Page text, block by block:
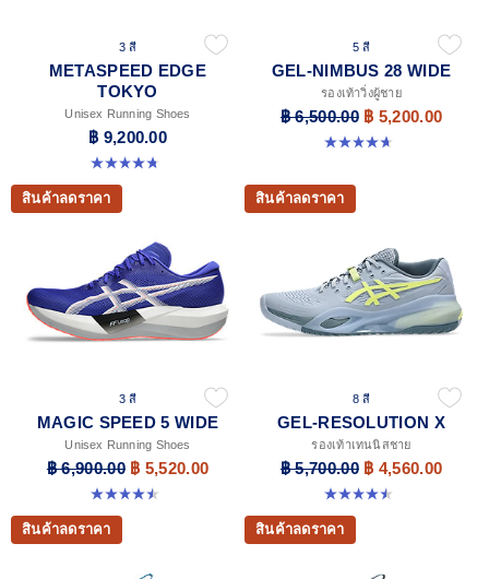
3 สี
METASPEED EDGE
TOKYO
Unisex Running Shoes
฿ 9,200.00
4.8 จาก 5 ดาว 469 รีวิว
5 สี
GEL-NIMBUS 28 WIDE
รองเท้าวิ่งผู้ชาย
฿ 6,500.00 ฿ 5,200.00
4.7 จาก 5 ดาว 24 รีวิว
สินค้าลดราคา
3 สี
MAGIC SPEED 5 WIDE
Unisex Running Shoes
฿ 6,900.00 ฿ 5,520.00
4.5 จาก 5 ดาว 42 รีวิว
สินค้าลดราคา
8 สี
GEL-RESOLUTION X
รองเท้าเทนนิสชาย
฿ 5,700.00 ฿ 4,560.00
4.5 จาก 5 ดาว 226 รีวิว
สินค้าลดราคา สินค้าลดราคา